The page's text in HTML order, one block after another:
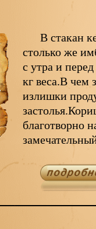
В стакан
столько же
с утра и
кг веса.В чем
излишки
благотворно